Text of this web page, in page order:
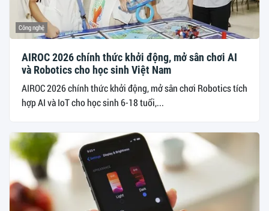
Công nghệ
AIROC 2026 chính thức khởi động, mở sân chơi AI
và Robotics cho học sinh Việt Nam
AIROC 2026 chính thức khởi động, mở sân chơi Robotics tích
hợp AI và IoT cho học sinh 6-18 tuổi,...